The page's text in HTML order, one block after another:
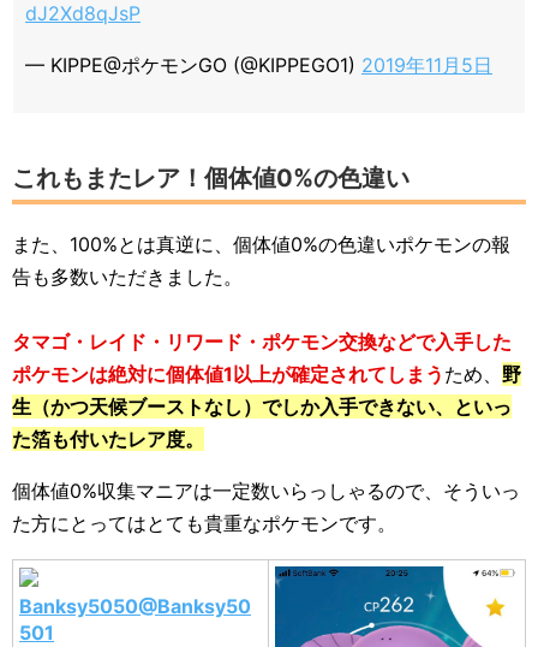
dJ2Xd8qJsP
— KIPPE@ポケモンGO (@KIPPEGO1) 2019年11月5日
これもまたレア！個体値0%の色違い
また、100%とは真逆に、個体値0%の色違いポケモンの報
告も多数いただきました。
タマゴ・レイド・リワード・ポケモン交換などで入手した
ポケモンは絶対に個体値1以上が確定されてしまう ため、 野
生（かつ天候ブーストなし）でしか入手できない、といっ
た箔も付いたレア度。
個体値0%収集マニアは一定数いらっしゃるので、そういっ
た方にとってはとても貴重なポケモンです。
Banksy5050@Banksy50
501